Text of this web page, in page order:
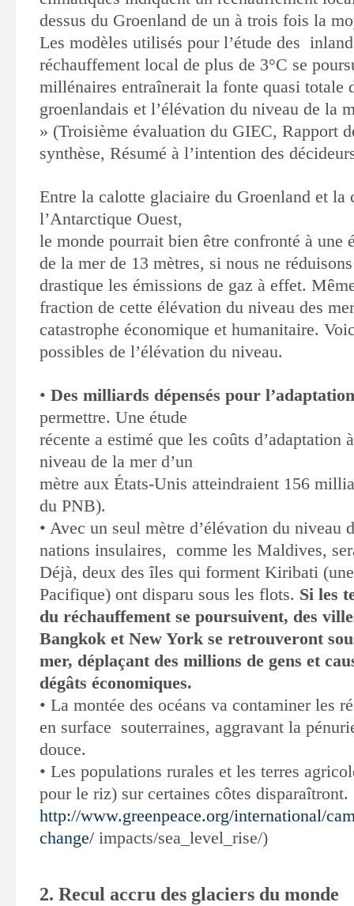
dessus du Groenland de un à trois fois la
Les modèles utilisés pour l’étude des
réchauffement local de plus de 3°C se
millénaires entraînerait la fonte quasi totale
groenlandais et l’élévation du niveau de la
» (Troisième évaluation du GIEC, Rapport
synthèse, Résumé à l’intention des
Entre la calotte glaciaire du Groenland et la
l’Antarctique Ouest,
le monde pourrait bien être confronté à une
de la mer de 13 mètres, si nous ne
drastique les émissions de gaz à effet.
fraction de cette élévation du niveau des
catastrophe économique et humanitaire.
possibles de l’élévation du niveau.
• Des milliards dépensés pour l’adaptation
permettre. Une étude
récente a estimé que les coûts d’adaptation
niveau de la mer d’un
mètre aux États-Unis atteindraient 156
du PNB).
• Avec un seul mètre d’élévation du niveau
nations insulaires, comme les Maldives,
Déjà, deux des îles qui forment Kiribati
Pacifique) ont disparu sous les flots. Si les
du réchauffement se poursuivent, des
Bangkok et New York se retrouveront
mer, déplaçant des millions de gens et
dégâts économiques.
• La montée des océans va contaminer les
en surface souterraines, aggravant la
douce.
• Les populations rurales et les terres
pour le riz) sur certaines côtes disparaîtront.
http://www.greenpeace.org/international/
change/impacts/sea_level_rise/)
2. Recul accru des glaciers du monde